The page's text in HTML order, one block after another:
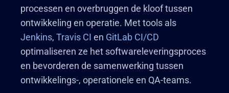
processen en overbruggen de kloof tussen
ontwikkeling en operatie. Met tools als
Jenkins, Travis CI en GitLab CI/CD
optimaliseren ze het softwareleveringsproces
en bevorderen de samenwerking tussen
ontwikkelings-, operationele en QA-teams.